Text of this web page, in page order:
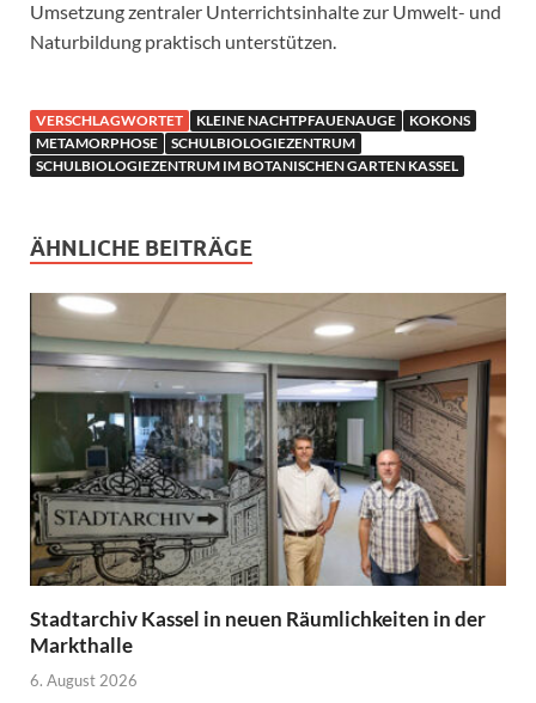
Umsetzung zentraler Unterrichtsinhalte zur Umwelt- und
Naturbildung praktisch unterstützen.
VERSCHLAGWORTET KLEINE NACHTPFAUENAUGE
KOKONS
METAMORPHOSE
SCHULBIOLOGIEZENTRUM
SCHULBIOLOGIEZENTRUM IM BOTANISCHEN GARTEN KASSEL
ÄHNLICHE BEITRÄGE
Stadtarchiv Kassel in neuen Räumlichkeiten in der
Markthalle
6. August 2026